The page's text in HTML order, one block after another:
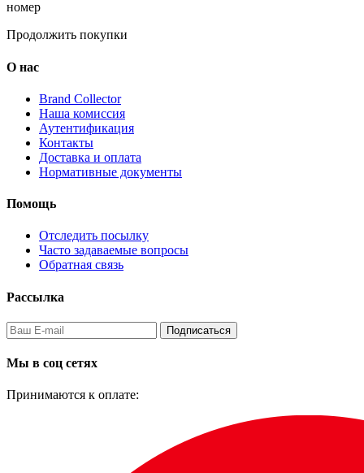
номер
Продолжить покупки
О нас
Brand Collector
Наша комиссия
Аутентификация
Контакты
Доставка и оплата
Нормативные документы
Помощь
Отследить посылку
Часто задаваемые вопросы
Обратная связь
Рассылка
Подписаться
Мы в соц сетях
Принимаются к оплате: